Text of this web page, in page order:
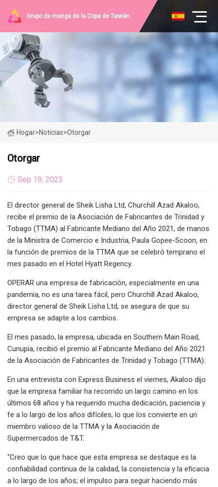
Grupo de manga de la Copa de Taiwán
Hogar>Noticias>Otorgar
Otorgar
Sep 19, 2023
El director general de Sheik Lisha Ltd, Churchill Azad Akaloo,
recibe el premio de la Asociación de Fabricantes de Trinidad y
Tobago (TTMA) al Fabricante Mediano del Año 2021, de manos
de la Ministra de Comercio e Industria, Paula Gopee-Scoon, en
la función de premios de la TTMA que se celebró temprano el
mes pasado en el Hotel Hyatt Regency.
OPERAR una empresa de fabricación, especialmente en una
pandemia, no es una tarea fácil, pero Churchill Azad Akaloo,
director general de Sheik Lisha Ltd, se asegura de que su
empresa se adapte a los cambios.
El mes pasado, la empresa, ubicada en Southern Main Road,
Cunupia, recibió el premio al Fabricante Mediano del Año 2021
de la Asociación de Fabricantes de Trinidad y Tobago (TTMA).
En una entrevista con Express Business el viernes, Akaloo dijo
que la empresa familiar ha recorrido un largo camino en los
últimos 68 años y ha requerido mucha dedicación, paciencia y
fe a lo largo de los años difíciles, lo que los convierte en un
miembro valioso de la TTMA y la Asociación de
Supermercados de T&T.
“Creo que lo que hace que esta empresa se destaque es la
confiabilidad continua de la calidad, la consistencia y la eficacia
a lo largo de los años; el impulso para seguir haciendo más